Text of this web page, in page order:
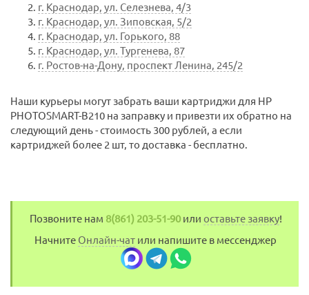
г. Краснодар, ул. Селезнева, 4/3
г. Краснодар, ул. Зиповская, 5/2
г. Краснодар, ул. Горького, 88
г. Краснодар, ул. Тургенева, 87
г. Ростов-на-Дону, проспект Ленина, 245/2
Наши курьеры могут забрать ваши картриджи для HP
PHOTOSMART-B210 на заправку и привезти их обратно на
следующий день - стоимость 300 рублей, а если
картриджей более 2 шт, то доставка - бесплатно.
Позвоните нам 8(861) 203-51-90или оставьте заявку!
Начните Онлайн-чат или напишите в мессенджер